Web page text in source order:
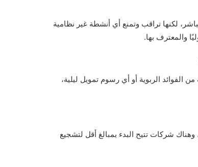
لكنها تراقب وتمنع أي أنشطة غير نظامية
والمعترف بها.
الربوية أو أي رسوم تمويل ليلية،
من شركة لأخرى، لكنه يتراوح عادة بين 100 إلى 500 دولار، وهناك شركات تتيح البدء بمبالغ أقل لتشجيع